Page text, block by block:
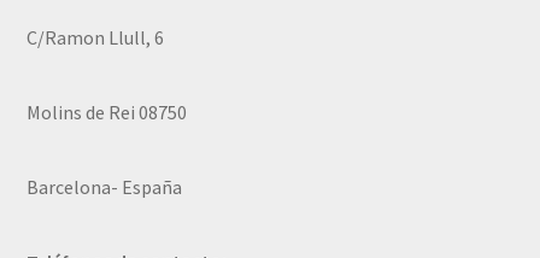
C/Ramon Llull, 6
Molins de Rei 08750
Barcelona- España